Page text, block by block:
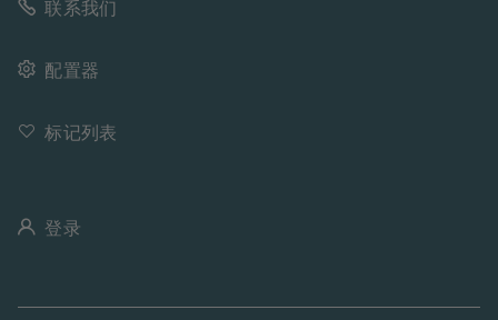
联系我们
配置器
标记列表
登录